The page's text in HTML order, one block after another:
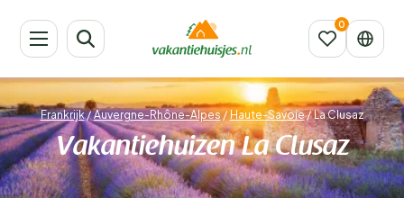
Frankrijk/Auvergne-Rhône-Alpes / Haute-Savoie/La Clusaz
Vakantiehuizen La Clusaz